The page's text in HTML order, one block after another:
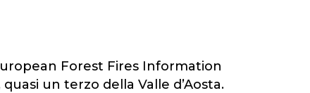
Forest Fires Information
un terzo della Valle d’Aosta.